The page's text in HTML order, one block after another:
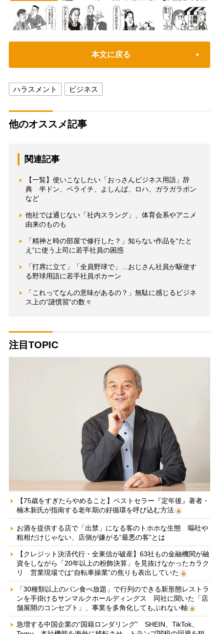
本文に戻る
ハラスメント ビジネス
他のオススメ記事
関連記事
【一覧】使いこなしたい「おっさんビジネス用語」辞
典 半ドン、ペライチ、よしんば、ロハ、ガラガラポン
など
他社では通じない「社内スラング」、体育会系やアニメ
由来のものも
「精神と時の部屋で修行した？」知らない作品を“たと
え”に使う上司に若手社員の困惑
「打席に立て」「全員野球で」…おじさん社員が駆使す
る野球用語に若手社員ポカーン
「これってなんの意味があるの？」無駄に感じるビジネ
ス上の“謎慣習”の数々
注目TOPIC
【75歳をすぎたらやめること】ベストセラー『定年後』著者・
楠木新氏が指南する老年期の好循環を呼び込む方法
お酒を提供する店で「出禁」になる客のトホホな生態 嘔吐や
粗相だけじゃない、店側が嫌がる“最悪の客”とは
【クレジット決済代行・全東信が破産】63社もの金融機関が融
資をしながら「20年以上の粉飾決算」を見抜けなかったカラク
リ 営業現場では“自転車操業”の焦りも表出していた
「30種類以上のパン食べ放題」で行列のできる新形態レストラ
ンを手掛けるサンマルクホールディングス 同社に聞いた「店
舗展開のコンセプト」、事業を多角化してもぶれない軸
急増する中国企業の“国籍ロンダリング” SHEIN、TikTok、